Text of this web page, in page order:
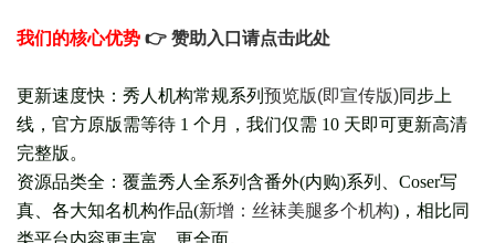
我们的核心优势 👉 赞助入口请点击此处
更新速度快：秀人机构常规系列 预览版(即宣传版)同步上
线，官方原版需等待 1 个月，我们仅需 10 天即可更新高清
完整版。
资源品类全：覆盖秀人全系列含番外(内购)系列、Coser写
真、各大知名机构作品(新增：丝袜美腿多个机构)，相比同
类平台内容更丰富、更全面。